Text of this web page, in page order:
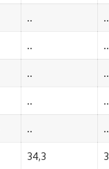
.. ..
.. ..
.. ..
.. ..
.. ..
34,3